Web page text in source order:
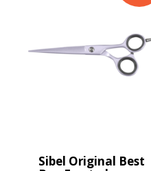
Sibel Original Best